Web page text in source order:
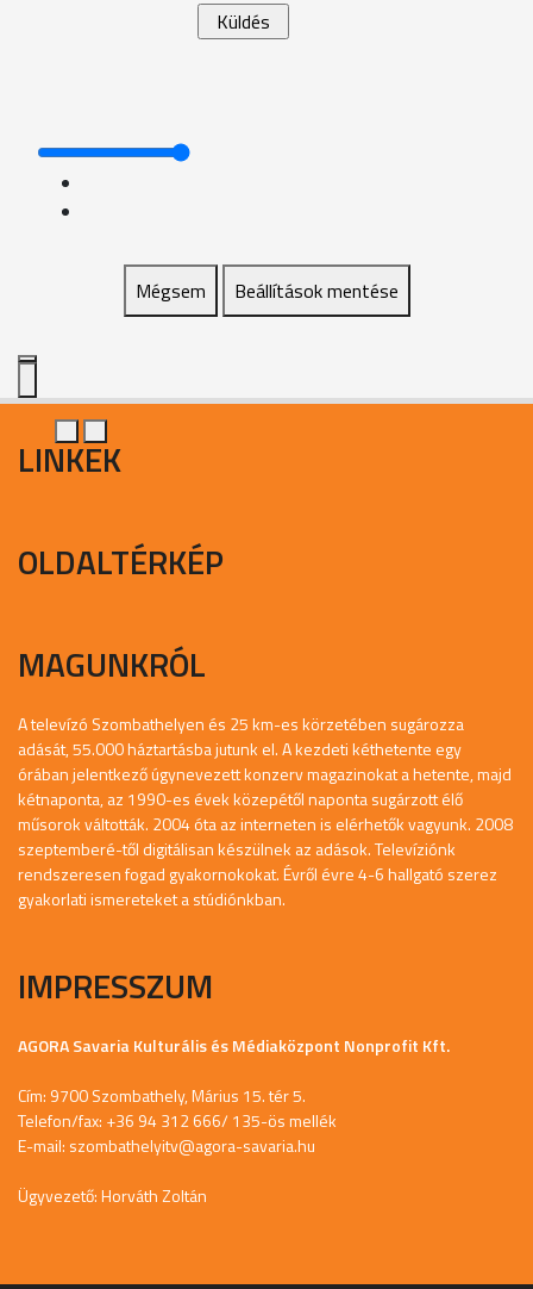
Mégsem Beállítások mentése
LINKEK
OLDALTÉRKÉP
MAGUNKRÓL
A televízó Szombathelyen és 25 km-es körzetében sugározza
adását, 55.000 háztartásba jutunk el. A kezdeti kéthetente egy
órában jelentkező úgynevezett konzerv magazinokat a hetente, majd
kétnaponta, az 1990-es évek közepétől naponta sugárzott élő
műsorok váltották. 2004 óta az interneten is elérhetők vagyunk. 2008
szeptemberé-től digitálisan készülnek az adások. Televíziónk
rendszeresen fogad gyakornokokat. Évről évre 4-6 hallgató szerez
gyakorlati ismereteket a stúdiónkban.
IMPRESSZUM
AGORA Savaria Kulturális és Médiaközpont Nonprofit Kft.
Cím: 9700 Szombathely, Márius 15. tér 5.
Telefon/fax: +36 94 312 666/ 135-ös mellék
E-mail: szombathelyitv@agora-savaria.hu
Ügyvezető: Horváth Zoltán